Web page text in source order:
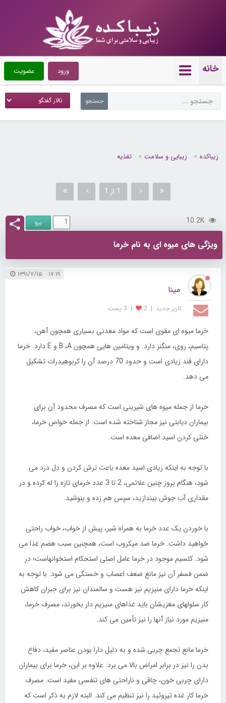
خانه عضویت ورود
زیباکده زیبایی و سلامت تغذیه
1 از 1
10.2K
ویژگی های میوه ای به نام خرما
۱۷:۱۹ ۱۳۹۱/۷/۱۵
مینا
کاربر جديد |
2
| 3 پست
خرما میوه ای مقوی است که مواد معدنی بسیاری همچون آهن،
پتاسیم، روی، منگنز دارد. و ویتامین هایی همچون B ،A و E دارد. خرما
دارای قند زیادی است و حدود 70 درصد آن را کربوهیدرات تشکیل
می دهد.
خرما از جمله میوه های شیرینی است که مصرف محدود آن برای
بیماران دیابتی نیز مجاز شناخته شده است. از جمله خواص خرما،
خنثی کردن اسید اضافی معده است.
با توجه به اینکه زیادی اسید معده باعث ترش کردن و دل درد می
شود، هنگام بروز چنین علائمی، 2 تا 3 عدد خرمای تازه را له کرده و در
مقداری آب جوش بیندازید، سپس هم زده و بنوشید.
با خوردن یک عدد خرما به همراه شیر، پیش از خواب، خواب راحتی
خواهید داشت. خرما ضد میکروب است، همچنین سبب هضم غذا می
شود. کلسیم موجود در خرما عامل اصلی استحکام استخوانهاست؛ در
ضمن فسفر آن نیز مانع ضعف اعصاب و خستگی می شود. با توجه به
اینکه خرما دارای منیزیم نیز هست و سالمندان نیز برای جبران کاهش
کار سلولهای مغزیشان باید غذاهای منیزیم دار بخورند، مصرف خرما،
منیزیم مورد نیاز آنها را نیز تأمین می کند.
خرما مانع تجمع چربی شده و به دلیل دارا بودن عناصر مفید، دفاع
بدن را نیز در برابر امراض بالا می برد. علاوه بر این، خرما برای بیماران
دارای چربی خون، چاقی و ناراحتی های تنفسی مفید است. مصرف
خرما کار غده تیروئید را نیز تنظیم می کند. البته لازم به ذکر است که